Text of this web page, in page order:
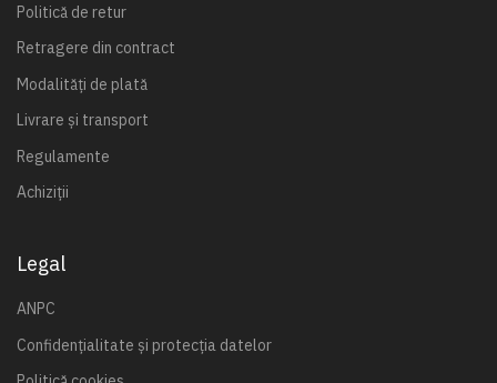
Politică de retur
Retragere din contract
Modalități de plată
Livrare și transport
Regulamente
Achiziții
Legal
ANPC
Confidențialitate și protecția datelor